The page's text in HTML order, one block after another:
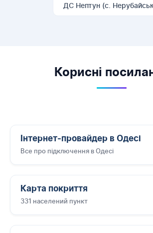
ДС Нептун (с.
Корисні
Інтернет-провайдер в Одесі
Все про підключення в Одесі
Карта покриття
331 населений пункт